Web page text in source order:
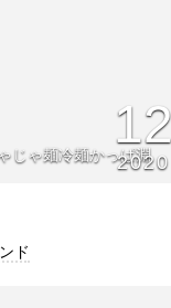
じゃ麺冷麺かっぱ淵
2020
ド